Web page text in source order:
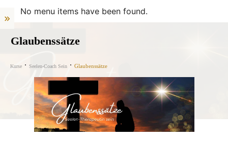
No menu items have been found.
Glaubenssätze
Kurse Seelen-Coach Sein Glaubenssätze